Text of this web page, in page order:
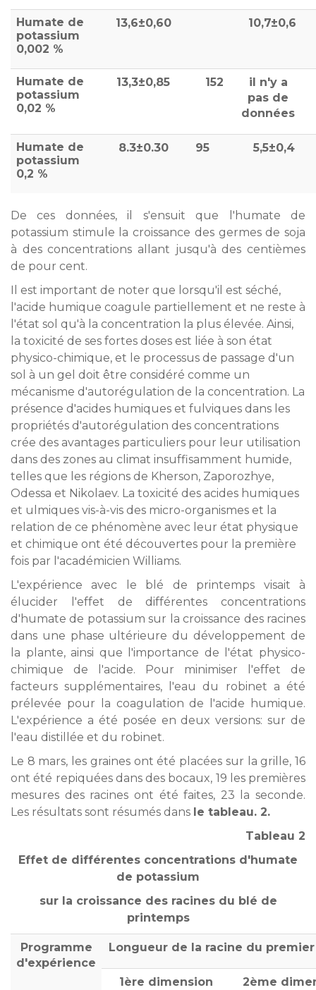
Humate de
potassium
0,002 %
13,6±0,60 10,7±0,6
Humate de
potassium
0,02 %
13,3±0,85 152
il n'y a
pas de
données
Humate de
potassium
0,2 %
8.3±0.30 95 5,5±0,4
De ces données, il s'ensuit que l'humate de
potassium stimule la croissance des germes de soja
à des concentrations allant jusqu'à des centièmes
de pour cent.
Il est important de noter que lorsqu'il est séché,
l'acide humique coagule partiellement et ne reste à
l'état sol qu'à la concentration la plus élevée. Ainsi,
la toxicité de ses fortes doses est liée à son état
physico-chimique, et le processus de passage d'un
sol à un gel doit être considéré comme un
mécanisme d'autorégulation de la concentration. La
présence d'acides humiques et fulviques dans les
propriétés d'autorégulation des concentrations
crée des avantages particuliers pour leur utilisation
dans des zones au climat insuffisamment humide,
telles que les régions de Kherson, Zaporozhye,
Odessa et Nikolaev. La toxicité des acides humiques
et ulmiques vis-à-vis des micro-organismes et la
relation de ce phénomène avec leur état physique
et chimique ont été découvertes pour la première
fois par l'académicien Williams.
L'expérience avec le blé de printemps visait à
élucider l'effet de différentes concentrations
d'humate de potassium sur la croissance des racines
dans une phase ultérieure du développement de
la plante, ainsi que l'importance de l'état physico-
chimique de l'acide. Pour minimiser l'effet de
facteurs supplémentaires, l'eau du robinet a été
prélevée pour la coagulation de l'acide humique.
L'expérience a été posée en deux versions: sur de
l'eau distillée et du robinet.
Le 8 mars, les graines ont été placées sur la grille, 16
ont été repiquées dans des bocaux, 19 les premières
mesures des racines ont été faites, 23 la seconde.
Les résultats sont résumés dans le tableau. 2.
Tableau 2
Effet de différentes concentrations d'humate
de potassium
sur la croissance des racines du blé de
printemps
Programme
d'expérience
Longueur de la racine du
1ère dimension 2ème